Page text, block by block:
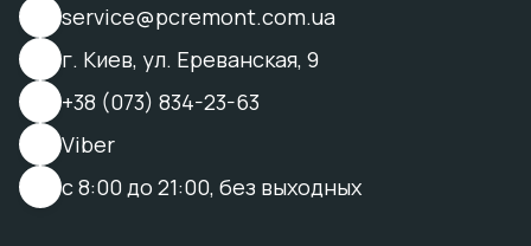
service@pcremont.com.ua
г. Киев, ул. Ереванская, 9
+38 (073) 834-23-63
Viber
с 8:00 до 21:00, без выходных